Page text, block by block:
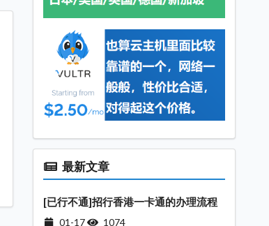
最新文章
[已行不通]招行香港一卡通的办理流程
01-17 1074